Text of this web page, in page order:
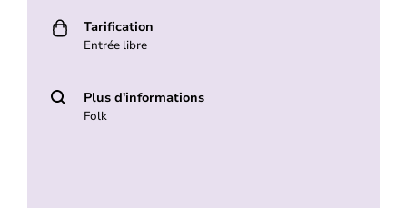
Tarification
Entrée libre
Plus d'informations
Folk